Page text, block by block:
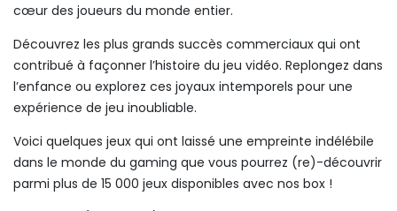
cœur des joueurs du monde entier.
Découvrez les plus grands succès commerciaux qui ont
contribué à façonner l’histoire du jeu vidéo. Replongez dans
l’enfance ou explorez ces joyaux intemporels pour une
expérience de jeu inoubliable.
Voici quelques jeux qui ont laissé une empreinte indélébile
dans le monde du gaming que vous pourrez (re)-découvrir
parmi plus de 15 000 jeux disponibles avec nos box !